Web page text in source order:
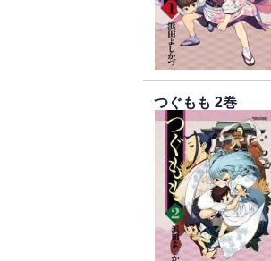
つぐもも 2巻